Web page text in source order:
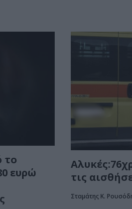
το
ευρώ
τις
Σταμάτης Κ.